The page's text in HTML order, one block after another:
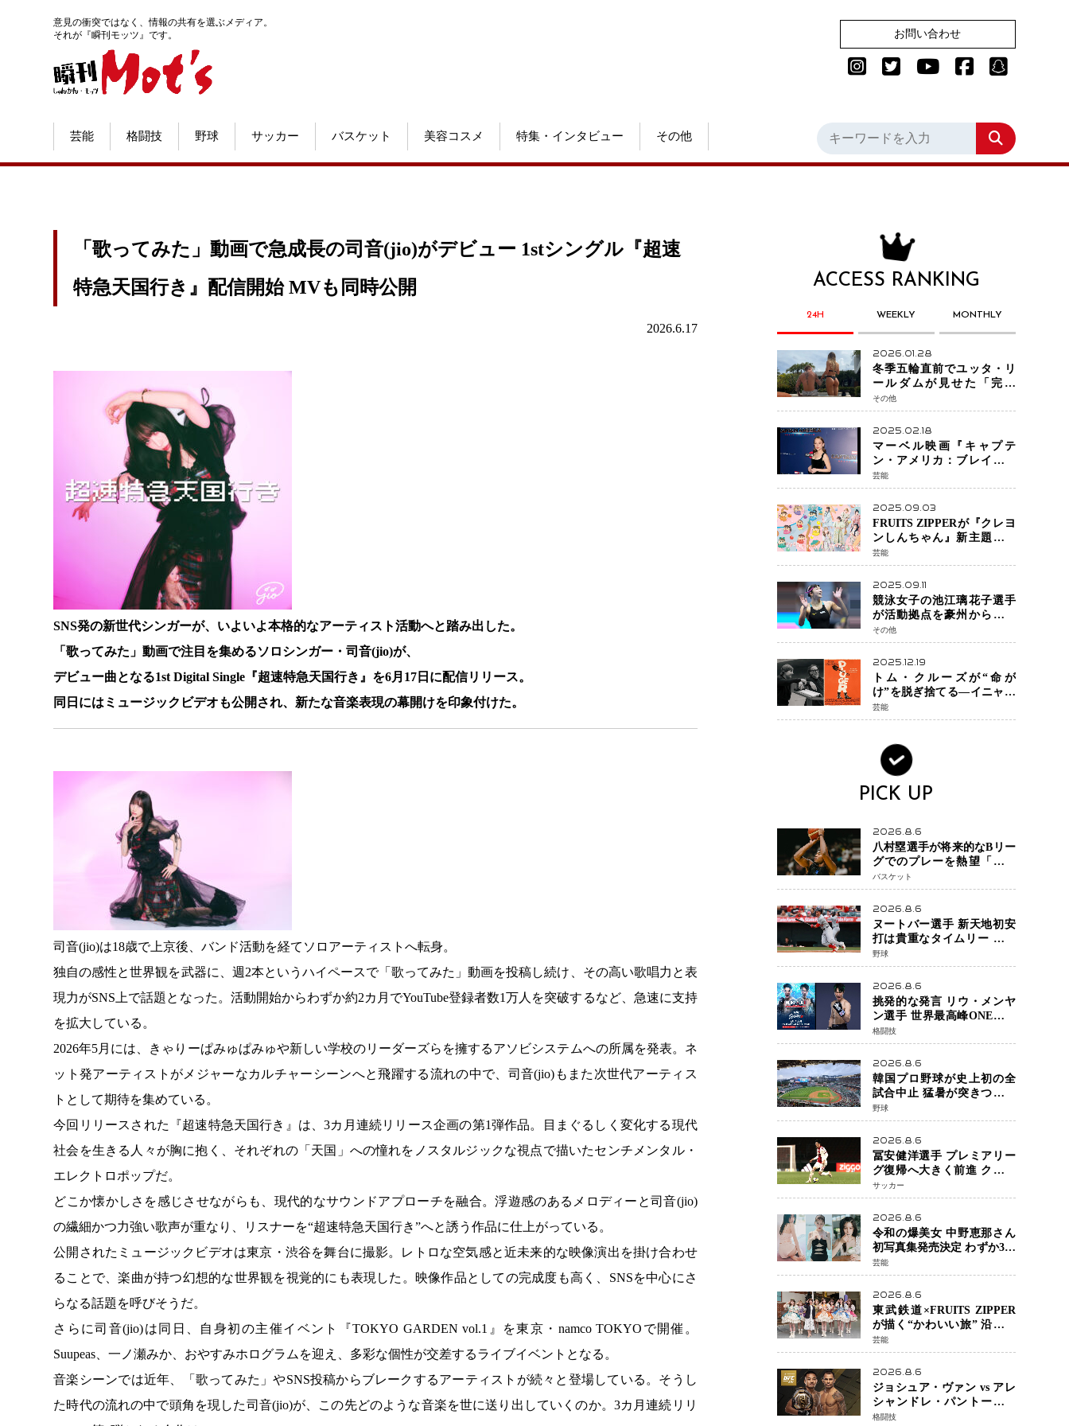
意見の衝突ではなく、情報の共有を選ぶメディア。
それが『瞬刊モッツ』です。
お問い合わせ
芸能 格闘技 野球 サッカー バスケット 美容コスメ 特集・インタビュー その他
「歌ってみた」動画で急成長の司音(jio)がデビュー 1stシングル『超速
特急天国行き』配信開始 MVも同時公開
2026.6.17
SNS発の新世代シンガーが、いよいよ本格的なアーティスト活動へと踏み出した。
「歌ってみた」動画で注目を集めるソロシンガー・司音(jio)が、
デビュー曲となる1st Digital Single『超速特急天国行き』を6月17日に配信リリース。
同日にはミュージックビデオも公開され、新たな音楽表現の幕開けを印象付けた。
司音(jio)は18歳で上京後、バンド活動を経てソロアーティストへ転身。
独自の感性と世界観を武器に、週2本というハイペースで「歌ってみた」動画を投稿し続け、その高い歌唱力と表
現力がSNS上で話題となった。活動開始からわずか約2カ月でYouTube登録者数1万人を突破するなど、急速に支持
を拡大している。
2026年5月には、きゃりーぱみゅぱみゅや新しい学校のリーダーズらを擁するアソビシステムへの所属を発表。ネ
ット発アーティストがメジャーなカルチャーシーンへと飛躍する流れの中で、司音(jio)もまた次世代アーティス
トとして期待を集めている。
今回リリースされた『超速特急天国行き』は、3カ月連続リリース企画の第1弾作品。目まぐるしく変化する現代
社会を生きる人々が胸に抱く、それぞれの「天国」への憧れをノスタルジックな視点で描いたセンチメンタル・
エレクトロポップだ。
どこか懐かしさを感じさせながらも、現代的なサウンドアプローチを融合。浮遊感のあるメロディーと司音(jio)
の繊細かつ力強い歌声が重なり、リスナーを“超速特急天国行き”へと誘う作品に仕上がっている。
公開されたミュージックビデオは東京・渋谷を舞台に撮影。レトロな空気感と近未来的な映像演出を掛け合わせ
ることで、楽曲が持つ幻想的な世界観を視覚的にも表現した。映像作品としての完成度も高く、SNSを中心にさ
らなる話題を呼びそうだ。
さらに司音(jio)は同日、自身初の主催イベント『TOKYO GARDEN vol.1』を東京・namco TOKYOで開催。
Suupeas、一ノ瀬みか、おやすみホログラムを迎え、多彩な個性が交差するライブイベントとなる。
音楽シーンでは近年、「歌ってみた」やSNS投稿からブレークするアーティストが続々と登場している。そうし
た時代の流れの中で頭角を現した司音(jio)が、この先どのような音楽を世に送り出していくのか。3カ月連続リリ
ACCESS RANKING
24H WEEKLY MONTHLY
2026.01.28
冬季五輪直前でユッタ・リ
ールダムが見せた「完成
形」転倒と涙を越えて─ミラ
ノで金を狙うオランダ女王
の現在地
その他
2025.02.18
マーベル映画『キャプテ
ン・アメリカ：ブレイブ・
ニュー・ワールド』 新ブラ
ック・ウィドウ役のシラ・
ハースとは！？
芸能
2025.09.03
FRUITS ZIPPERが『クレヨ
ンしんちゃん』新主題歌を
担当
芸能
2025.09.11
競泳女子の池江璃花子選手
が活動拠点を豪州から日本
へ！ 豪州での挑戦を糧に、
28年ロサンゼルス五輪へ再
始動
その他
2025.12.19
トム・クルーズが“命が
け”を脱ぎ捨てる―イニャリ
トゥ監督と挑む前代未聞の
大惨事コメディ「DIGGER
芸能
PICK UP
2026.8.6
八村塁選手が将来的なBリー
グでのプレーを熱望「一つ
の夢ですね」スター帰還が
リーグ価値を押し上げる可
能性
バスケット
2026.8.6
ヌートバー選手 新天地初安
打は貴重なタイムリー 本拠
地ファンが大歓声 笑顔で歓
喜
野球
2026.8.6
挑発的な発言 リウ・メンヤ
ン選手 世界最高峰ONEで浮
き彫りになる 日本キックボ
クシングが直面する“技術
戦”の現在地
格闘技
2026.8.6
韓国プロ野球が史上初の全
試合中止 猛暑が突きつけた
「屋外スポーツの限界」 日
本発のドーム型施設時代へ
野球
2026.8.6
冨安健洋選手 プレミアリー
グ復帰へ大きく前進 クリス
タルパレス加入目前 メディ
カルチェックも通過
サッカー
2026.8.6
令和の爆美女 中野恵那さん
初写真集発売決定 わずか3日
で2560万インプレッション
を記録した話題の美貌を凝
縮
芸能
2026.8.6
東武鉄道×FRUITS ZIPPER
が描く“かわいい旅” 沿線を
舞台にした「TOBU KAWAII
PROJECT」が開幕
芸能
2026.8.6
ジョシュア・ヴァン vs アレ
シャンドレ・パントージャ
UFC331メインイベントで再
格闘技